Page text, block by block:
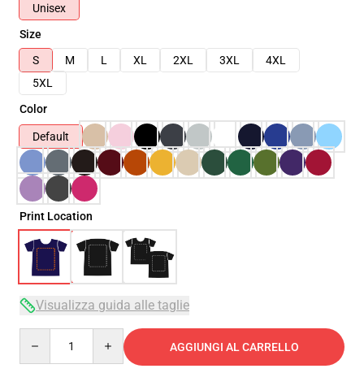
Unisex
Size
S
M L XL 2XL 3XL
4XL
5XL
Color
Default
Print Location
Visualizza guida alle taglie
AGGIUNGI AL CARRELLO